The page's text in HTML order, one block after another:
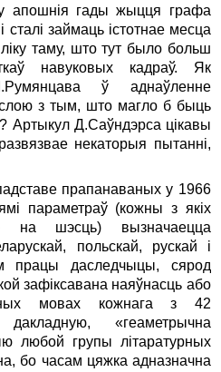
апошнiя гады жыцця графа
займаць iстотнае месца
таму, што тут было больш
навуковых кадраў. Як
ў аднаўленне
слою з тым, што магло б быць
Артыкул Д.Саўндэрса цiкавы
некаторыя пытаннi,
прапанаваных у 1966
параметраў (кожны з якiх
на шэсць) вызначаецца
польскай, рускай i
працы даследчыцы, сярод
зафiксавана наяўнасць або
мовах кожнага з 42
«геаметрычна
любой групы лiтаратурных
бо часам цяжка адназначна